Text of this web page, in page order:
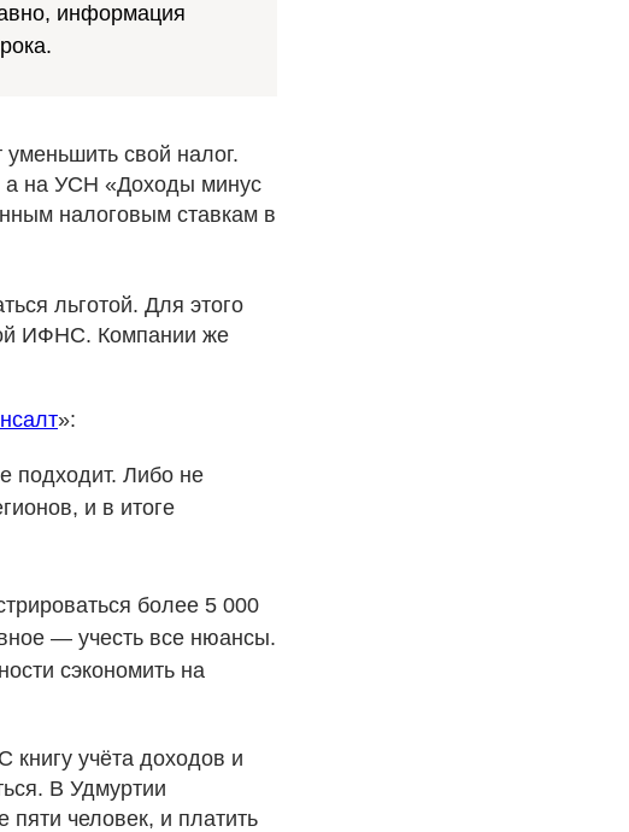
информация
свой налог.
а на УСН «Доходы минус
налоговым ставкам в
льготой. Для этого
ИФНС. Компании же
»:
подходит. Либо не
и в итоге
более 5 000
— учесть все нюансы.
сэкономить на
учёта доходов и
В Удмуртии
человек, и платить